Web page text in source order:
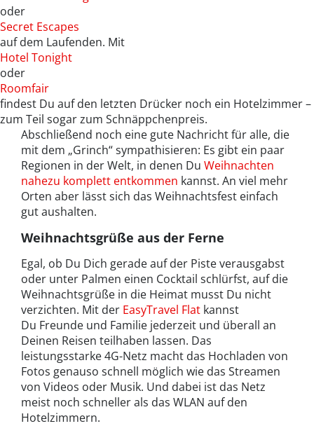
oder
Secret Escapes
auf dem Laufenden. Mit
Hotel Tonight
oder
Roomfair
findest Du auf den letzten Drücker noch ein Hotelzimmer –
zum Teil sogar zum Schnäppchenpreis.
Abschließend noch eine gute Nachricht für alle, die
mit dem „Grinch“ sympathisieren: Es gibt ein paar
Regionen in der Welt, in denen Du Weihnachten
nahezu komplett entkommen kannst. An viel mehr
Orten aber lässt sich das Weihnachtsfest einfach
gut aushalten.
Weihnachtsgrüße aus der Ferne
Egal, ob Du Dich gerade auf der Piste verausgabst
oder unter Palmen einen Cocktail schlürfst, auf die
Weihnachtsgrüße in die Heimat musst Du nicht
verzichten. Mit der EasyTravel Flat kannst
Du Freunde und Familie jederzeit und überall an
Deinen Reisen teilhaben lassen. Das
leistungsstarke 4G-Netz macht das Hochladen von
Fotos genauso schnell möglich wie das Streamen
von Videos oder Musik. Und dabei ist das Netz
meist noch schneller als das WLAN auf den
Hotelzimmern.